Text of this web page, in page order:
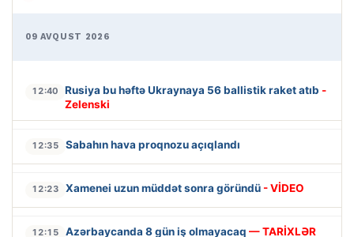
09 AVQUST 2026
12:40 Rusiya bu həftə Ukraynaya 56 ballistik raket atıb -
Zelenski
12:35 Sabahın hava proqnozu açıqlandı
12:23 Xamenei uzun müddət sonra göründü - VİDEO
12:15 Azərbaycanda 8 gün iş olmayacaq — TARİXLƏR